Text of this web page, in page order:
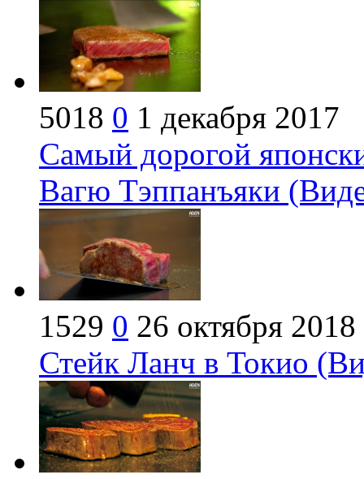
5018 0 1 декабря 2017
Самый дорогой
Вагю Тэппанъяки
1529 0 26 октября 2018
Стейк Ланч в Токио